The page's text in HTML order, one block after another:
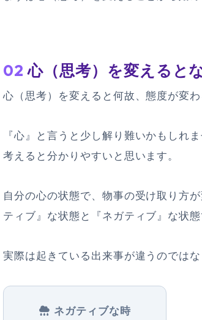
02 心（思考）を変えると
心（思考）を変えると何故、態度が変
『心』と言うと少し解り難いかもしれ
考えると分かりやすいと思います。
自分の心の状態で、物事の受け取り方
ティブ』な状態と『ネガティブ』な状
実際は起きている出来事が違うのではな
ネガティブな時